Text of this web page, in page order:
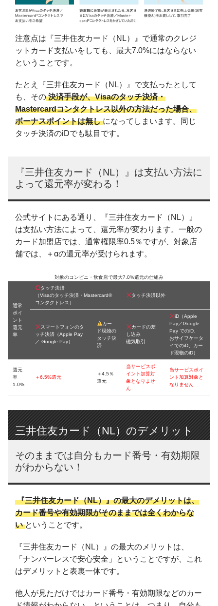
注意点は『三井住友カード（NL）』で通常のクレジ
ットカード支払いをしても、最大7.0%にはならない
ということです。
たとえ『三井住友カード（NL）』で支払ったとして
も、その 決済手段が、Visaのタッチ決済・
Mastercardコンタクトレス以外の方法だった場合、
ボーナスポイントは無し になってしまいます。同じ
タッチ決済のiDでも駄目です。
『三井住友カード（NL）』は支払い方法に
よって還元率が変わる！
公式サイトにある通り、『三井住友カード（NL）』
は支払い方法によって、還元率が変わります。一般の
カード加盟店では、通常権限率0.5％ですが、対象店
舗では、＋αの還元率が受けられます。
対象のコンビニ・飲食店で最大7.0%還元の仕組み
通常
ポイ
ント
還元
率
タッチ決済
（Visaのタッチ決済・Mastercard®
コンタクトレス）
タッチ決済以外
スマートフォンのタ
ッチ決済（Apple Pay
／ Google Pay）
カー
ド現物の
タッチ決
済
カードの差
し込み
磁気取引
iD（Apple
Pay／Google
Pay でのiD、
おサイフケータ
イでのiD、カー
ド現物のiD）
還元
率
1.0%
＋6.5%還元
＋4.5％
還元
当サービスポ
イント加算対
象となりませ
ん
当サービスポイ
ント加算対象と
なりません
三井住友カード（NL）のデメリット
そのままでは自分もカード番号・有効期限
がわからない！
『三井住友カード（NL）』の最大のデメリットは、
カード番号や有効期限がそのままでは全くわからな
い ということです。
『三井住友カード（NL）』の最大のメリットは、
「ナンバーレスで安心安全」ということですが、これ
はデメリットと表裏一体です。
他人が見ただけではカード番号・有効期限などのカー